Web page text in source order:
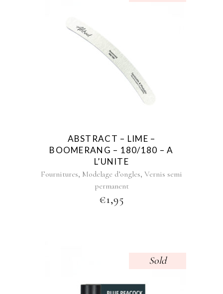
ABSTRACT – LIME –
BOOMERANG – 180/180 – A
L’UNITE
Fournitures, Modelage d’ongles, Vernis semi
permanent
€1,95
Sold